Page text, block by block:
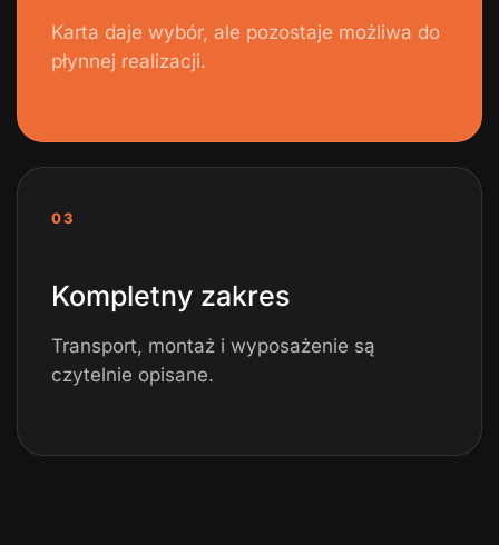
Karta daje wybór, ale pozostaje możliwa do
płynnej realizacji.
03
Kompletny zakres
Transport, montaż i wyposażenie są
czytelnie opisane.